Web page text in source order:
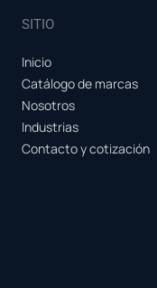
SITIO
Inicio
Catálogo de marcas
Nosotros
Industrias
Contacto y cotización